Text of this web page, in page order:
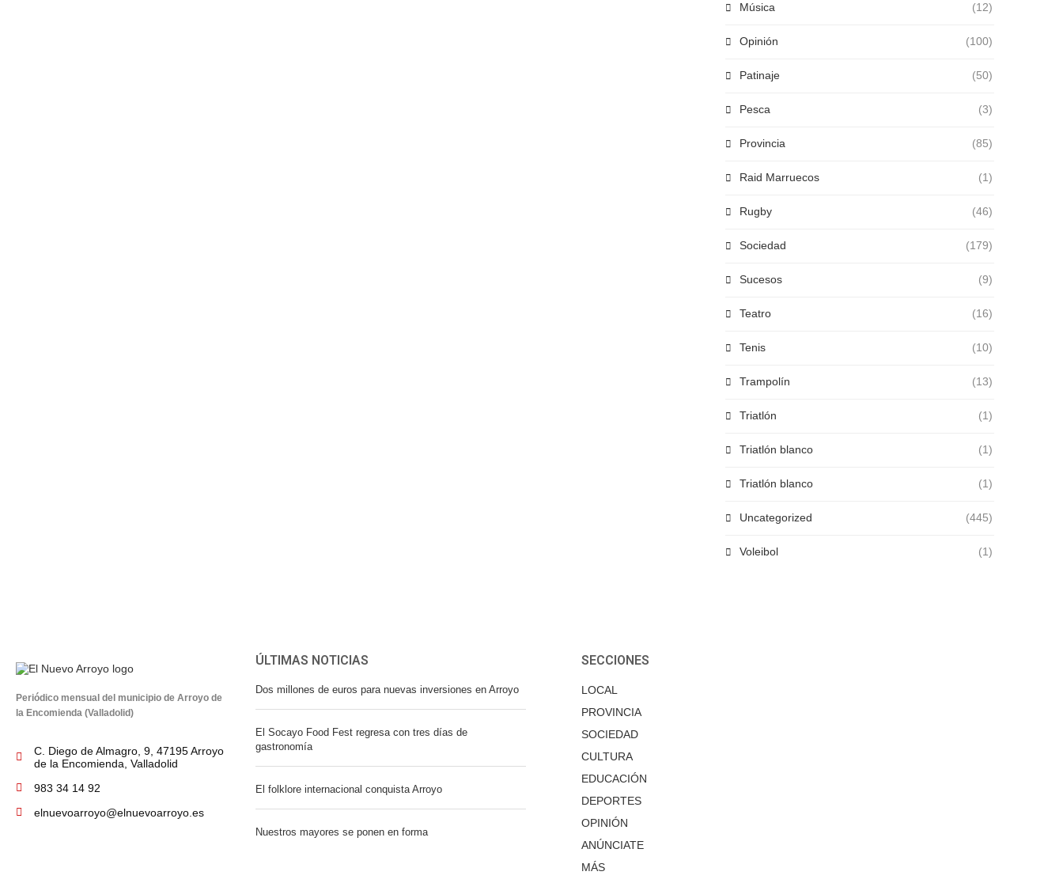
Música (12)
Opinión (100)
Patinaje (50)
Pesca (3)
Provincia (85)
Raid Marruecos (1)
Rugby (46)
Sociedad (179)
Sucesos (9)
Teatro (16)
Tenis (10)
Trampolín (13)
Triatlón (1)
Triatlón blanco (1)
Triatlón blanco (1)
Uncategorized (445)
Voleibol (1)
Periódico mensual del municipio de Arroyo de
la Encomienda (Valladolid)
C. Diego de Almagro, 9, 47195 Arroyo
de la Encomienda, Valladolid
983 34 14 92
elnuevoarroyo@elnuevoarroyo.es
ÚLTIMAS NOTICIAS
Dos millones de euros para nuevas inversiones en Arroyo
El Socayo Food Fest regresa con tres días de
gastronomía
El folklore internacional conquista Arroyo
Nuestros mayores se ponen en forma
SECCIONES
LOCAL
PROVINCIA
SOCIEDAD
CULTURA
EDUCACIÓN
DEPORTES
OPINIÓN
ANÚNCIATE
MÁS